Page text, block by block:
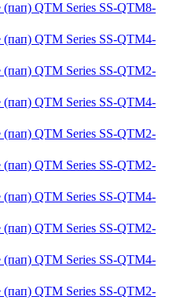
(пап) QTM Series SS-QTM8-
(пап) QTM Series SS-QTM4-
(пап) QTM Series SS-QTM2-
(пап) QTM Series SS-QTM4-
(пап) QTM Series SS-QTM2-
(пап) QTM Series SS-QTM2-
(пап) QTM Series SS-QTM4-
(пап) QTM Series SS-QTM2-
(пап) QTM Series SS-QTM4-
(пап) QTM Series SS-QTM2-